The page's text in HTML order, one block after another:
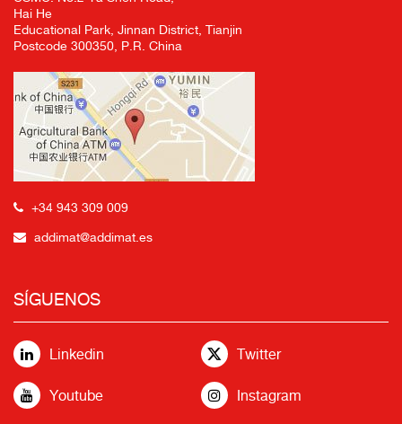
Hai He
Educational Park, Jinnan District, Tianjin
Postcode 300350, P.R. China
+34 943 309 009
addimat@addimat.es
SÍGUENOS
Linkedin Twitter
Youtube Instagram